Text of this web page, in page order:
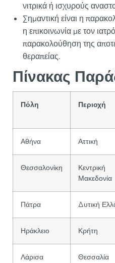
νιτρικά ή ισχυρούς
Σημαντική είναι η
η επικοινωνία με τον
παρακολούθηση της
θεραπείας.
Πίνακας
Πόλη Περιοχή
Αθήνα Αττική
Θεσσαλονίκη
Κεντρική
Μακεδονία
Πάτρα Δυτική
Ηράκλειο Κρήτη
Λάρισα Θεσσαλία